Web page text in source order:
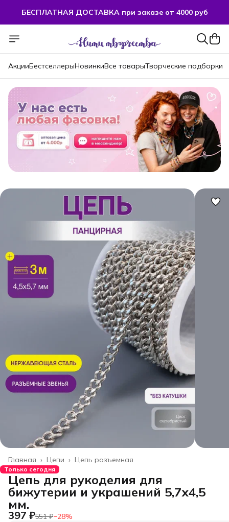
БЕСПЛАТНАЯ ДОСТАВКА при заказе от 4000 руб
БЕСПЛАТНАЯ ДОСТАВКА при заказе от 4000 руб
АкцииБестселлерыНовинкиВсе товарыТворческие подборки
Цепь разъемная
Цепи ›
Главная ›
Только сегодня
Цепь для рукоделия для
бижутерии и украшений 5,7х4,5
мм.
397 ₽551 ₽−28%